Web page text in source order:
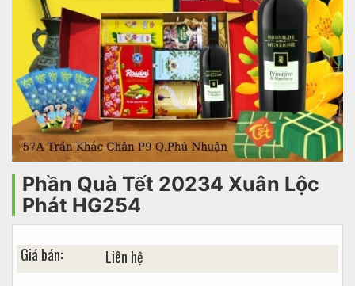
Phần Quà Tết 20234 Xuân Lộc
Phát HG254
Giá bán: Liên hệ